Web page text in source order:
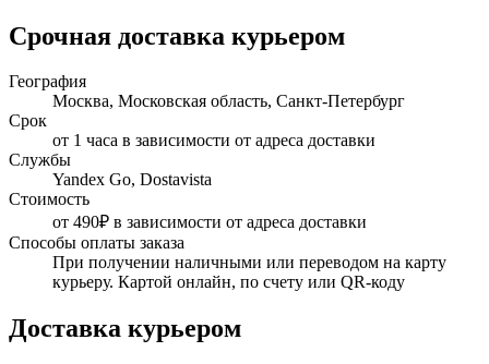
Срочная доставка курьером
География
Москва, Московская область, Санкт-Петербург
Срок
от 1 часа в зависимости от адреса доставки
Службы
Yandex Go, Dostavista
Стоимость
от 490₽ в зависимости от адреса доставки
Способы оплаты заказа
При получении наличными или переводом на карту
курьеру. Картой онлайн, по счету или QR-коду
Доставка курьером